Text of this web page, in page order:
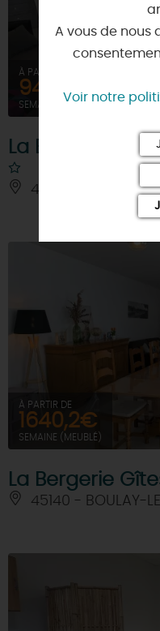
À PARTIR DE
944€
SEMAINE (MEUBLÉ)
La Bergerie
45140 - BOULAY-
À PARTIR DE
1640,2€
SEMAINE (MEUBLÉ)
La Bergerie
45140 - BOULAY-
A vous de nous
Voir notre